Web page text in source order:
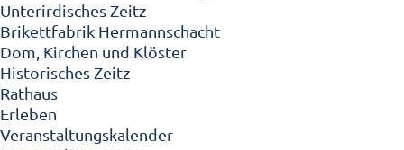
Unterirdisches Zeitz
Brikettfabrik Hermannschacht
Dom, Kirchen und Klöster
Historisches Zeitz
Rathaus
Erleben
Veranstaltungskalender